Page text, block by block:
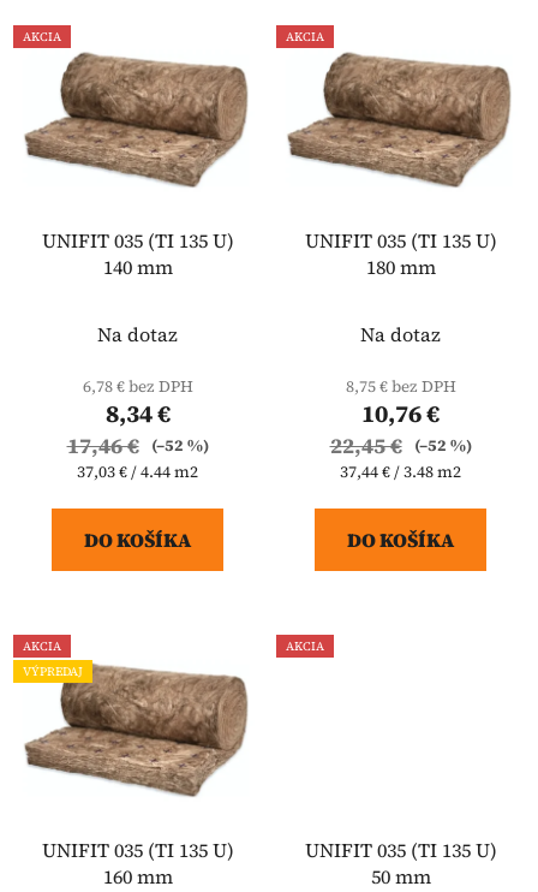
AKCIA
UNIFIT 035 (TI 135 U)
140 mm
Na dotaz
6,78 € bez DPH
8,34 €
17,46 €
(–52 %)
Jednotková
37,03 € / 4.44 m2
DO KOŠÍKA
AKCIA
UNIFIT 035 (TI 135 U)
180 mm
Na dotaz
8,75 € bez DPH
10,76 €
22,45 €
(–52 %)
Jednotková
37,44 € / 3.48 m2
DO KOŠÍKA
AKCIA
VÝPREDAJ
UNIFIT 035 (TI 135 U)
160 mm
AKCIA
UNIFIT 035 (TI 135 U)
50 mm